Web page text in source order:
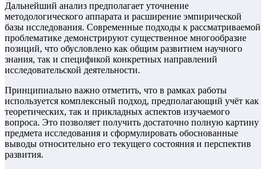
Дальнейший анализ предполагает уточнение
методологического аппарата и расширение эмпирической
базы исследования. Современные подходы к рассматриваемой
проблематике демонстрируют существенное многообразие
позиций, что обусловлено как общим развитием научного
знания, так и спецификой конкретных направлений
исследовательской деятельности.
Принципиально важно отметить, что в рамках работы
используется комплексный подход, предполагающий учёт как
теоретических, так и прикладных аспектов изучаемого
вопроса. Это позволяет получить достаточно полную картину
предмета исследования и сформулировать обоснованные
выводы относительно его текущего состояния и перспектив
развития.